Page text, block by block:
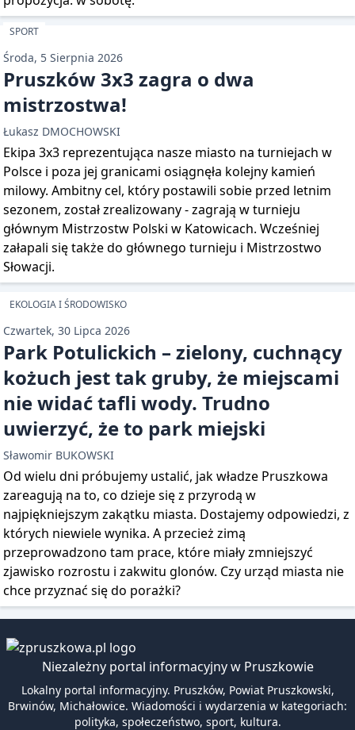
SPORT
Środa, 5 Sierpnia 2026
Pruszków 3x3 zagra o dwa
mistrzostwa!
Łukasz DMOCHOWSKI
Ekipa 3x3 reprezentująca nasze miasto na turniejach w
Polsce i poza jej granicami osiągnęła kolejny kamień
milowy. Ambitny cel, który postawili sobie przed letnim
sezonem, został zrealizowany - zagrają w turnieju
głównym Mistrzostw Polski w Katowicach. Wcześniej
załapali się także do głównego turnieju i Mistrzostwo
Słowacji.
EKOLOGIA I ŚRODOWISKO
Czwartek, 30 Lipca 2026
Park Potulickich – zielony, cuchnący
kożuch jest tak gruby, że miejscami
nie widać tafli wody. Trudno
uwierzyć, że to park miejski
Sławomir BUKOWSKI
Od wielu dni próbujemy ustalić, jak władze Pruszkowa
zareagują na to, co dzieje się z przyrodą w
najpiękniejszym zakątku miasta. Dostajemy odpowiedzi, z
których niewiele wynika. A przecież zimą
przeprowadzono tam prace, które miały zmniejszyć
zjawisko rozrostu i zakwitu glonów. Czy urząd miasta nie
chce przyznać się do porażki?
Niezależny portal informacyjny w Pruszkowie
Lokalny portal informacyjny. Pruszków, Powiat Pruszkowski,
Brwinów, Michałowice. Wiadomości i wydarzenia w kategoriach:
polityka, społeczeństwo, sport, kultura.